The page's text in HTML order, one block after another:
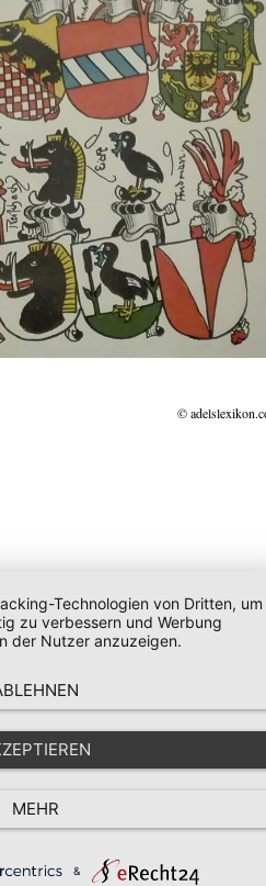
©
Technologien von Dritten, um
zu verbessern und Werbung
der Nutzer anzuzeigen.
MEHR
&